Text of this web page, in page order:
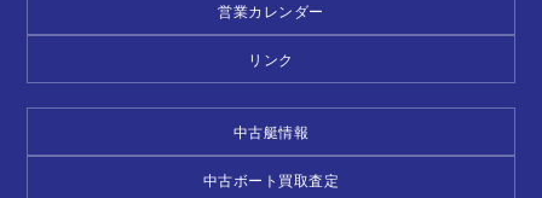
営業カレンダー
リンク
中古艇情報
中古ボート買取査定